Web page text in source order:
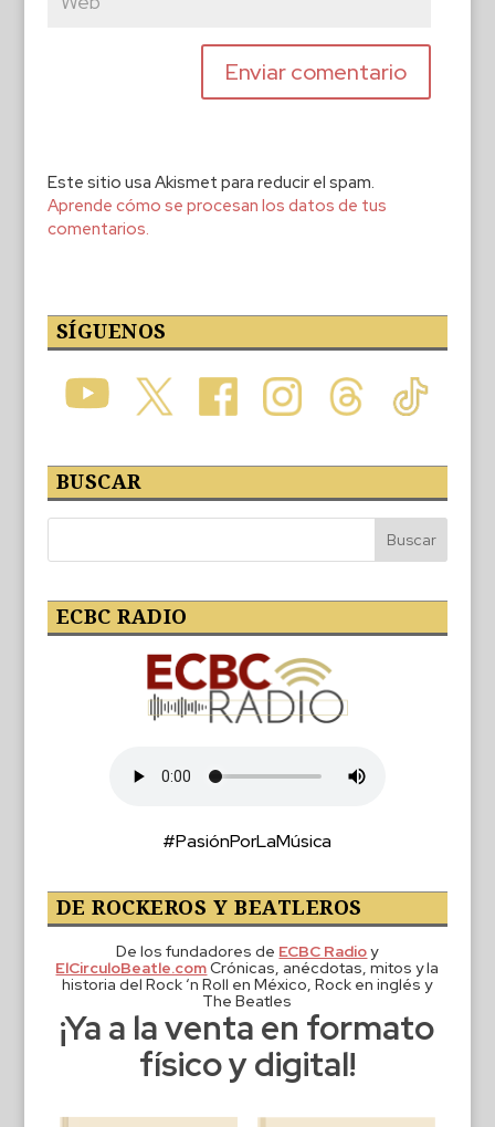
Este sitio usa Akismet para reducir el spam.
Aprende cómo se procesan los datos de tus
comentarios.
SÍGUENOS
BUSCAR
ECBC RADIO
#PasiónPorLaMúsica
DE ROCKEROS Y BEATLEROS
De los fundadores de ECBC Radioy
ElCirculoBeatle.comCrónicas, anécdotas, mitos y la
historia del Rock ‘n Roll en México, Rock en inglés y
The Beatles
¡Ya a la venta en formato
físico y digital!